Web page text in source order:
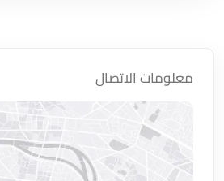
معلومات الاتصال